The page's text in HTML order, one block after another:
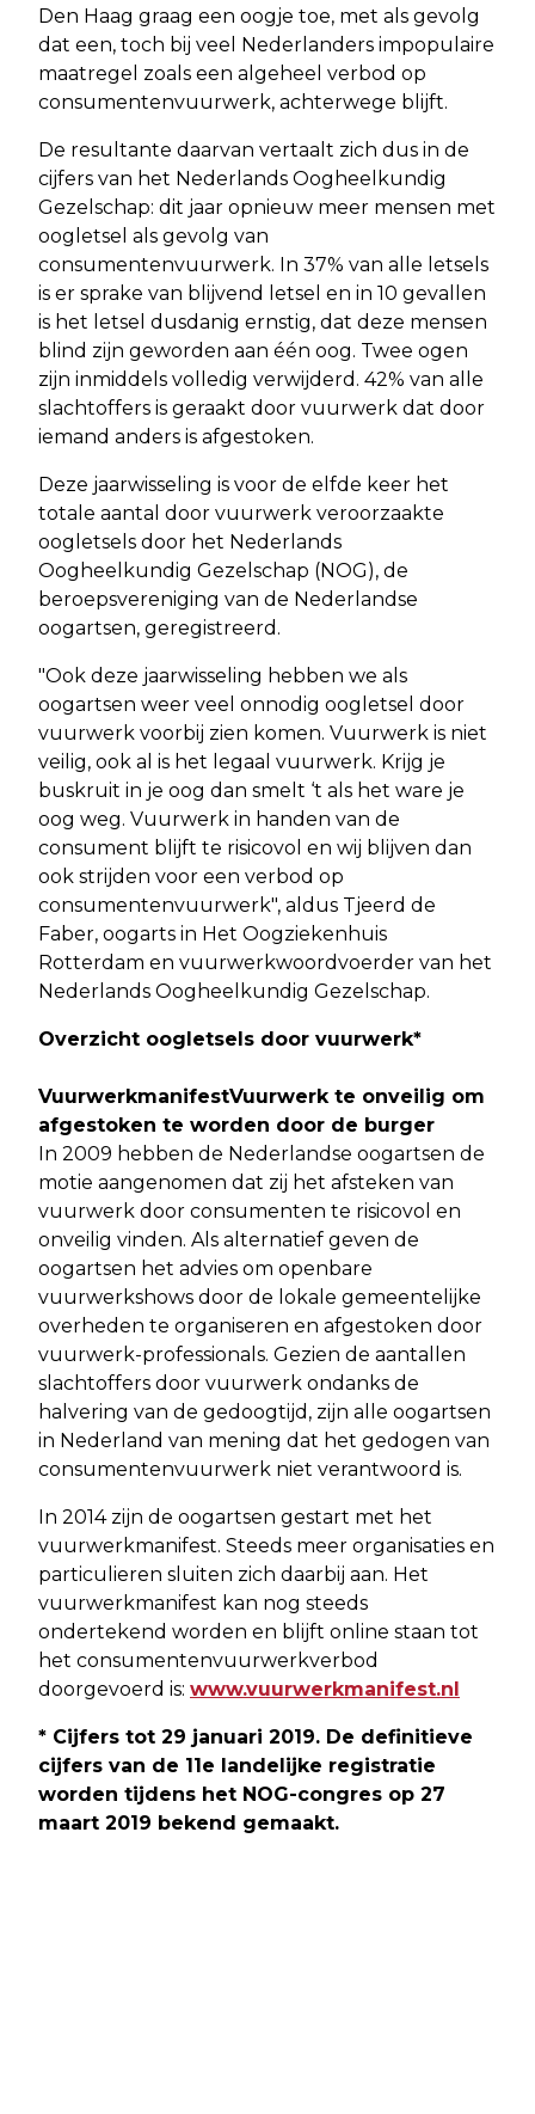
Den Haag graag een oogje toe, met als gevolg
dat een, toch bij veel Nederlanders impopulaire
maatregel zoals een algeheel verbod op
consumentenvuurwerk, achterwege blijft.
De resultante daarvan vertaalt zich dus in de
cijfers van het Nederlands Oogheelkundig
Gezelschap: dit jaar opnieuw meer mensen met
oogletsel als gevolg van
consumentenvuurwerk. In 37% van alle letsels
is er sprake van blijvend letsel en in 10 gevallen
is het letsel dusdanig ernstig, dat deze mensen
blind zijn geworden aan één oog. Twee ogen
zijn inmiddels volledig verwijderd. 42% van alle
slachtoffers is geraakt door vuurwerk dat door
iemand anders is afgestoken.
Deze jaarwisseling is voor de elfde keer het
totale aantal door vuurwerk veroorzaakte
oogletsels door het Nederlands
Oogheelkundig Gezelschap (NOG), de
beroepsvereniging van de Nederlandse
oogartsen, geregistreerd.
"Ook deze jaarwisseling hebben we als
oogartsen weer veel onnodig oogletsel door
vuurwerk voorbij zien komen. Vuurwerk is niet
veilig, ook al is het legaal vuurwerk. Krijg je
buskruit in je oog dan smelt ‘t als het ware je
oog weg. Vuurwerk in handen van de
consument blijft te risicovol en wij blijven dan
ook strijden voor een verbod op
consumentenvuurwerk", aldus Tjeerd de
Faber, oogarts in Het Oogziekenhuis
Rotterdam en vuurwerkwoordvoerder van het
Nederlands Oogheelkundig Gezelschap.
Overzicht oogletsels door vuurwerk*
VuurwerkmanifestVuurwerk te onveilig om
afgestoken te worden door de burger
In 2009 hebben de Nederlandse oogartsen de
motie aangenomen dat zij het afsteken van
vuurwerk door consumenten te risicovol en
onveilig vinden. Als alternatief geven de
oogartsen het advies om openbare
vuurwerkshows door de lokale gemeentelijke
overheden te organiseren en afgestoken door
vuurwerk-professionals. Gezien de aantallen
slachtoffers door vuurwerk ondanks de
halvering van de gedoogtijd, zijn alle oogartsen
in Nederland van mening dat het gedogen van
consumentenvuurwerk niet verantwoord is.
In 2014 zijn de oogartsen gestart met het
vuurwerkmanifest. Steeds meer organisaties en
particulieren sluiten zich daarbij aan. Het
vuurwerkmanifest kan nog steeds
ondertekend worden en blijft online staan tot
het consumentenvuurwerkverbod
doorgevoerd is: www.vuurwerkmanifest.nl
* Cijfers tot 29 januari 2019. De definitieve
cijfers van de 11e landelijke registratie
worden tijdens het NOG-congres op 27
maart 2019 bekend gemaakt.